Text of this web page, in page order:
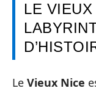
LE
Le Vieux Nice